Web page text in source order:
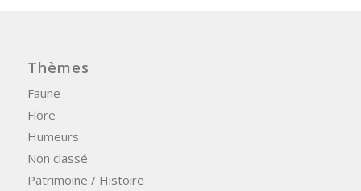
Thèmes
Faune
Flore
Humeurs
Non classé
Patrimoine / Histoire